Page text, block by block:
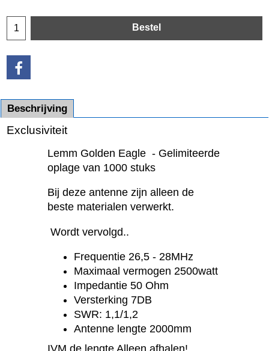
Bestel
Beschrijving
Exclusiviteit
Lemm Golden Eagle - Gelimiteerde
oplage van 1000 stuks
Bij deze antenne zijn alleen de
beste materialen verwerkt.
Wordt vervolgd..
Frequentie 26,5 - 28MHz
Maximaal vermogen 2500watt
Impedantie 50 Ohm
Versterking 7DB
SWR: 1,1/1,2
Antenne lengte 2000mm